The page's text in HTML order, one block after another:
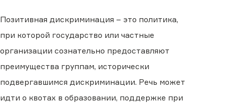
Позитивная дискриминация – это политика,
при которой государство или частные
организации сознательно предоставляют
преимущества группам, исторически
подвергавшимся дискриминации. Речь может
идти о квотах в образовании, поддержке при